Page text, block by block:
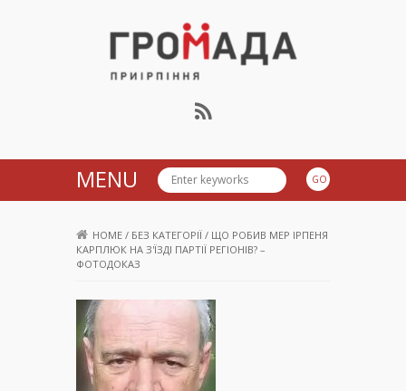
Громада Приірпіння
MENU
HOME / БЕЗ КАТЕГОРІЇ / ЩО РОБИВ МЕР ІРПЕНЯ
КАРПЛЮК НА З'ЇЗДІ ПАРТІЇ РЕГІОНІВ? –
ФОТОДОКАЗ